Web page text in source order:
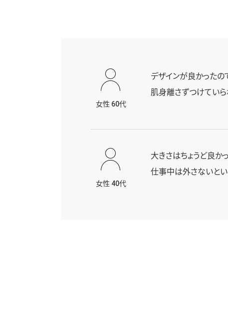
女性 60代
デザインが良かったの
肌身離さずつけていら
女性 40代
大きさはちょうど良か
仕事中は外さないとい